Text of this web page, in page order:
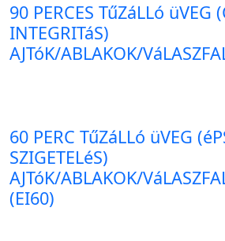
90 PERCES TűZáLLó üVEG
INTEGRITáS)
AJTóK/ABLAKOK/
60 PERC TűZáLLó üVEG
SZIGETELéS)
AJTóK/ABLAKOK/
(EI60)